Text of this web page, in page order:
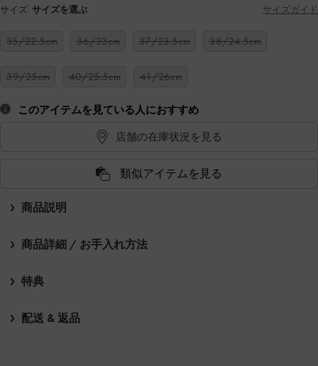
サイズ: サイズを選ぶ サイズガイド
35/22.5cm 36/23cm 37/23.5cm 38/24.5cm
39/25cm 40/25.5cm 41/26cm
このアイテムを見ている人におすすめ
店舗の在庫状況を見る
類似アイテムを見る
商品説明
商品詳細 / お手入れ方法
特典
配送 & 返品